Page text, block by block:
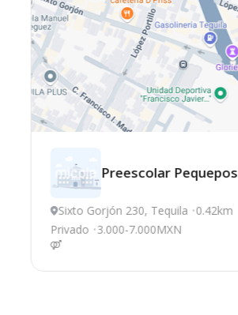
Preescolar Pequeрos
Sixto Gorjón 230, Tequila 0.42km
Privado 3.000-7.000MXN